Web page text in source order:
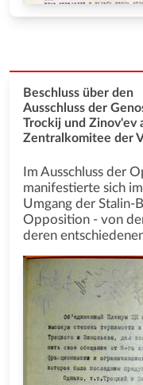
Beschluss über den
Ausschluss der
Trockij und Zinov'ev
Zentralkomitee der
Im Ausschluss der
manifestierte sich
Umgang der Stalin-
Opposition - von
deren